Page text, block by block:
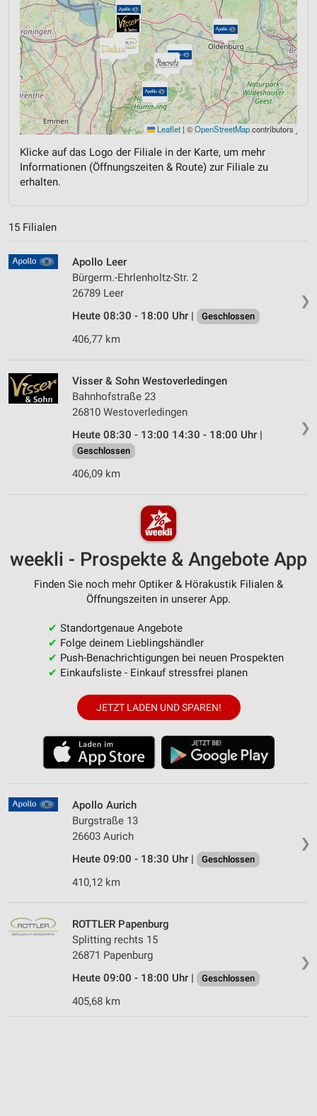
Leaflet | ©OpenStreetMapcontributors
Klicke auf das Logo der Filiale in der Karte, um mehr
Informationen (Öffnungszeiten & Route) zur Filiale zu
erhalten.
15 Filialen
❯
Apollo Leer
Bürgerm.-Ehrlenholtz-Str. 2
26789 Leer
Heute 08:30 - 18:00 Uhr |
Geschlossen
406,77 km
❯
Visser & Sohn Westoverledingen
Bahnhofstraße 23
26810 Westoverledingen
Heute 08:30 - 13:00 14:30 - 18:00 Uhr |
Geschlossen
406,09 km
weekli - Prospekte & Angebote App
Finden Sie noch mehr Optiker & Hörakustik Filialen &
Öffnungszeiten in unserer App.
✔ Standortgenaue Angebote
✔ Folge deinem Lieblingshändler
✔ Push-Benachrichtigungen bei neuen Prospekten
✔ Einkaufsliste - Einkauf stressfrei planen
JETZT LADEN UND SPAREN!
❯
Apollo Aurich
Burgstraße 13
26603 Aurich
Heute 09:00 - 18:30 Uhr |
Geschlossen
410,12 km
❯
ROTTLER Papenburg
Splitting rechts 15
26871 Papenburg
Heute 09:00 - 18:00 Uhr |
Geschlossen
405,68 km